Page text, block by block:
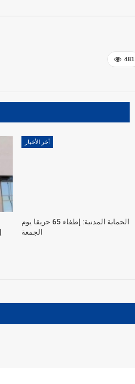
481
أخر الأخبار
الحماية المدنية: إطفاء 65 حريقا يوم
الجمعة